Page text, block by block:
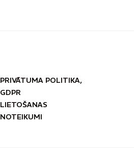
PRIVĀTUMA POLITIKA,
GDPR
LIETOŠANAS
NOTEIKUMI